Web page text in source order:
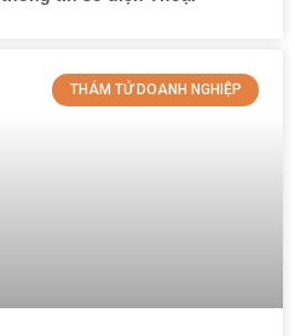
THÁM TỬ DOANH NGHIỆP